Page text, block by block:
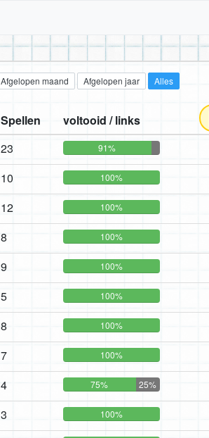
Afgelopen maand Afgelopen jaar Alles
Spellen voltooid / links
23 91%
10 100%
12 100%
8 100%
9 100%
5 100%
8 100%
7 100%
4 75% 25%
3 100%